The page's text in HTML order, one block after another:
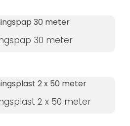
30 meter
2 x 50 meter